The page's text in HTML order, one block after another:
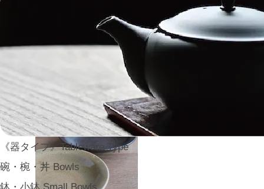
《器タイプ》Tableware Type
碗・椀・丼 Bowls
鉢・小鉢 Small Bowls